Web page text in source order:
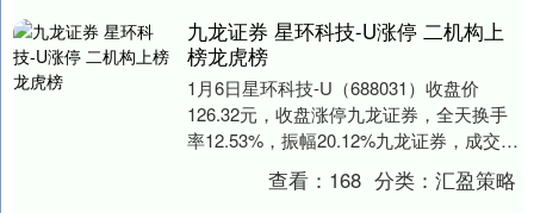
九龙证券 星环科技-U涨停 二机构上
榜龙虎榜
1月6日星环科技-U（688031）收盘价
126.32元，收盘涨停九龙证券，全天换手
率12.53%，振幅20.12%九龙证券，成交额
13.85亿元。科创板交易公....
查看： 168 分类：汇盈策略